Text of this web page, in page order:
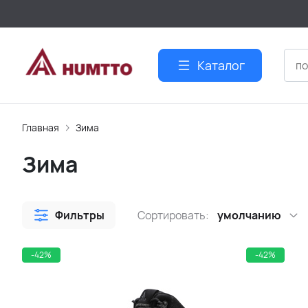
Каталог
Главная Зима
Зима
Фильтры Сортировать: умолчанию
-42% -42%